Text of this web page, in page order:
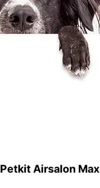
Petkit Airsalon Max